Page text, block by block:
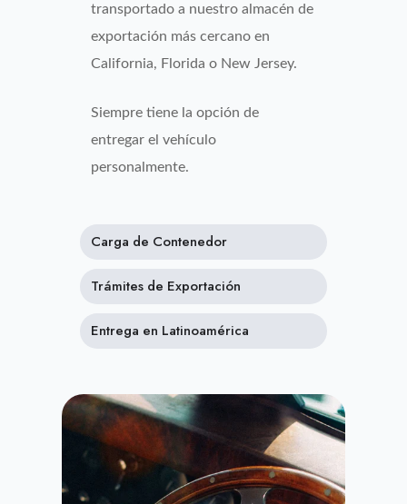
transportado a nuestro almacén de
exportación más cercano en
California, Florida o New Jersey.
Siempre tiene la opción de
entregar el vehículo
personalmente.
Carga de Contenedor
Trámites de Exportación
Entrega en Latinoamérica